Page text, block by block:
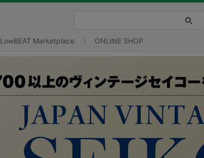
LowBEAT Marketplace ONLINE SHOP